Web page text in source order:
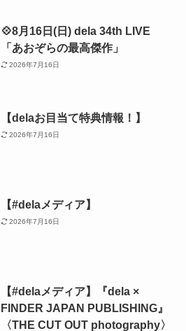
💠8月16日(日) dela 34th LIVE
「あおぞらの最高傑作」
2026年7月16日
【delaお目当て特典情報！】
2026年7月16日
【#delaメディア】
2026年7月16日
【#delaメディア】『dela ×
FINDER JAPAN PUBLISHING』
〈THE CUT OUT photography〉